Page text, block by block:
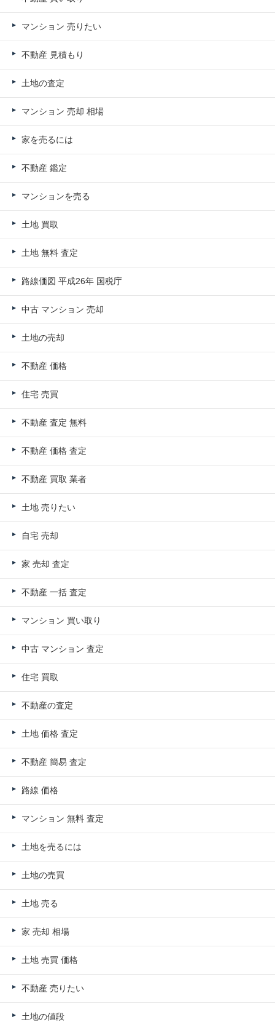
マンション 売りたい
不動産 見積もり
土地の査定
マンション 売却 相場
家を売るには
不動産 鑑定
マンションを売る
土地 買取
土地 無料 査定
路線価図 平成26年 国税庁
中古 マンション 売却
土地の売却
不動産 価格
住宅 売買
不動産 査定 無料
不動産 価格 査定
不動産 買取 業者
土地 売りたい
自宅 売却
家 売却 査定
不動産 一括 査定
マンション 買い取り
中古 マンション 査定
住宅 買取
不動産の査定
土地 価格 査定
不動産 簡易 査定
路線 価格
マンション 無料 査定
土地を売るには
土地の売買
土地 売る
家 売却 相場
土地 売買 価格
不動産 売りたい
土地の値段